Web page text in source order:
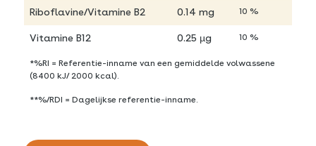
Riboflavine/Vitamine B2 0.14 mg 10 %
Vitamine B12 0.25 µg 10 %
*%RI = Referentie-inname van een gemiddelde volwassene
(8400 kJ/ 2000 kcal).
**%/RDI = Dagelijkse referentie-inname.